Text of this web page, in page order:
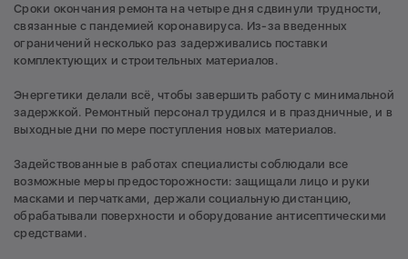
Сроки окончания ремонта на четыре дня сдвинули трудности,
связанные с пандемией коронавируса. Из-за введенных
ограничений несколько раз задерживались поставки
комплектующих и строительных материалов.
Энергетики делали всё, чтобы завершить работу с минимальной
задержкой. Ремонтный персонал трудился и в праздничные, и в
выходные дни по мере поступления новых материалов.
Задействованные в работах специалисты соблюдали все
возможные меры предосторожности: защищали лицо и руки
масками и перчатками, держали социальную дистанцию,
обрабатывали поверхности и оборудование антисептическими
средствами.